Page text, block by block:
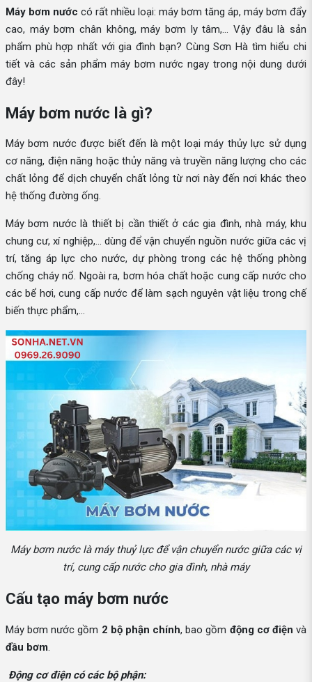
Máy bơm nước có rất nhiều loại: máy bơm tăng áp, máy bơm đẩy
cao, máy bơm chân không, máy bơm ly tâm,... Vậy đâu là sản
phẩm phù hợp nhất với gia đình bạn? Cùng Sơn Hà tìm hiểu chi
tiết và các sản phẩm máy bơm nước ngay trong nội dung dưới
đây!
Máy bơm nước là gì?
Máy bơm nước được biết đến là một loại máy thủy lực sử dụng
cơ năng, điện năng hoặc thủy năng và truyền năng lượng cho các
chất lỏng để dịch chuyển chất lỏng từ nơi này đến nơi khác theo
hệ thống đường ống.
Máy bơm nước là thiết bị cần thiết ở các gia đình, nhà máy, khu
chung cư, xí nghiệp,... dùng để vận chuyển nguồn nước giữa các vị
trí, tăng áp lực cho nước, dự phòng trong các hệ thống phòng
chống cháy nổ. Ngoài ra, bơm hóa chất hoặc cung cấp nước cho
các bể hơi, cung cấp nước để làm sạch nguyên vật liệu trong chế
biến thực phẩm,...
Máy bơm nước là máy thuỷ lực để vận chuyển nước giữa các vị
trí, cung cấp nước cho gia đình, nhà máy
Cấu tạo máy bơm nước
Máy bơm nước gồm 2 bộ phận chính, bao gồm động cơ điện và
đầu bơm
Động cơ điện có các bộ phận: